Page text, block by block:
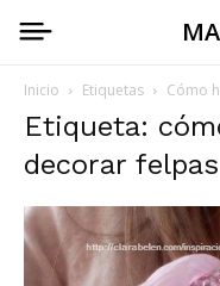
Inicio Etiquetas Cómo
Etiqueta:
decorar felpas